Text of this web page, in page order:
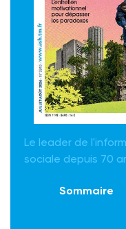
Le leader de
sociale depuis 70
Sommaire